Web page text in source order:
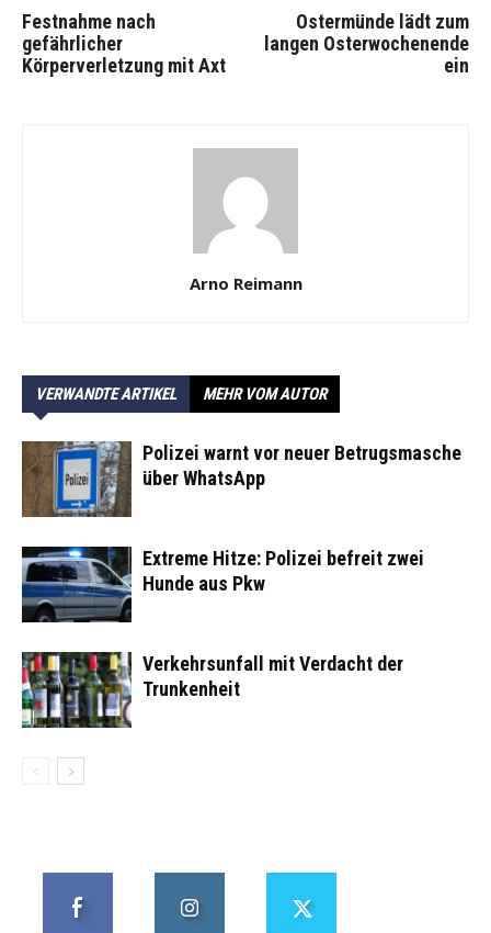
Festnahme nach
gefährlicher
Körperverletzung mit Axt
Ostermünde lädt zum
langen Osterwochenende
ein
Arno Reimann
VERWANDTE ARTIKEL MEHR VOM AUTOR
Polizei warnt vor neuer Betrugsmasche
über WhatsApp
Extreme Hitze: Polizei befreit zwei
Hunde aus Pkw
Verkehrsunfall mit Verdacht der
Trunkenheit